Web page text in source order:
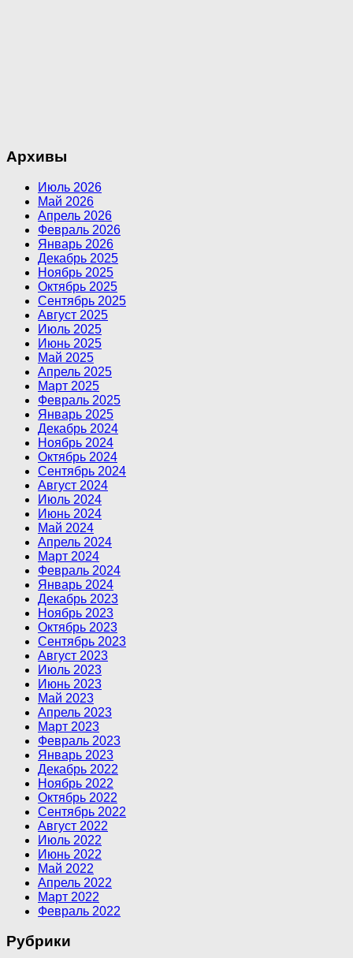
Архивы
Июль 2026
Май 2026
Апрель 2026
Февраль 2026
Январь 2026
Декабрь 2025
Ноябрь 2025
Октябрь 2025
Сентябрь 2025
Август 2025
Июль 2025
Июнь 2025
Май 2025
Апрель 2025
Март 2025
Февраль 2025
Январь 2025
Декабрь 2024
Ноябрь 2024
Октябрь 2024
Сентябрь 2024
Август 2024
Июль 2024
Июнь 2024
Май 2024
Апрель 2024
Март 2024
Февраль 2024
Январь 2024
Декабрь 2023
Ноябрь 2023
Октябрь 2023
Сентябрь 2023
Август 2023
Июль 2023
Июнь 2023
Май 2023
Апрель 2023
Март 2023
Февраль 2023
Январь 2023
Декабрь 2022
Ноябрь 2022
Октябрь 2022
Сентябрь 2022
Август 2022
Июль 2022
Июнь 2022
Май 2022
Апрель 2022
Март 2022
Февраль 2022
Рубрики